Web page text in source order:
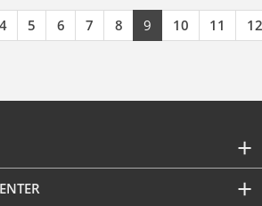
4 5 6 7 8 9 10 11 12